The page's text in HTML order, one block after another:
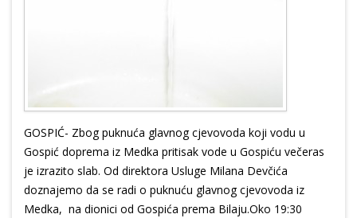
GOSPIĆ- Zbog puknuća glavnog cjevovoda koji vodu u
Gospić doprema iz Medka pritisak vode u Gospiću večeras
je izrazito slab. Od direktora Usluge Milana Devčića
doznajemo da se radi o puknuću glavnog cjevovoda iz
Medka, na dionici od Gospića prema Bilaju.Oko 19:30